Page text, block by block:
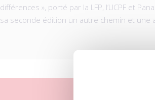
différences », porté par la LFP, l’UCPF et
sa seconde édition un autre chemin et une